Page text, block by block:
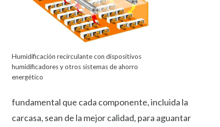
Humidificación recirculante con dispositivos
humidificadores y otros sistemas de ahorro
energético
fundamental que cada componente, incluida la
carcasa, sean de la mejor calidad, para aguantar